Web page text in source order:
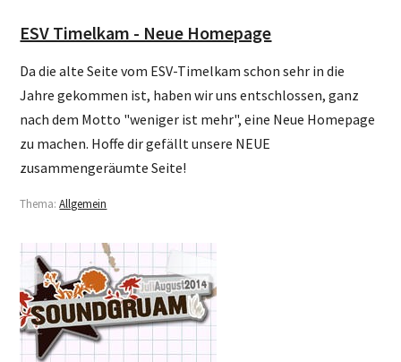
ESV Timelkam - Neue Homepage
Da die alte Seite vom ESV-Timelkam schon sehr in die
Jahre gekommen ist, haben wir uns entschlossen, ganz
nach dem Motto "weniger ist mehr", eine Neue Homepage
zu machen. Hoffe dir gefällt unsere NEUE
zusammengeräumte Seite!
Thema:Allgemein